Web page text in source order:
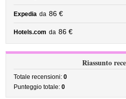
Expedia da 86 €
Hotels.com da 86 €
Riassunto
Totale recensioni:0
Punteggio totale:0